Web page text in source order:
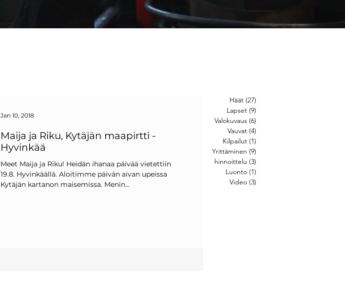
Maija ja Riku, Kytäjän maapirtti -
Hyvinkää
Meet Maija ja Riku! Heidän ihanaa päivää vietettiin
19.8. Hyvinkäällä. Aloitimme päivän aivan upeissa
Kytäjän kartanon maisemissa. Menin...
Jan 10, 2018
Häät (27)
Lapset (9)
Valokuvaus (6)
Vauvat (4)
Kilpailut (1)
Yrittäminen (9)
hinnoittelu (3)
Luonto (1)
Video (3)